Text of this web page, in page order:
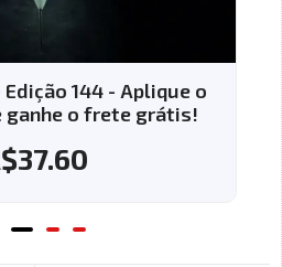
144 - Aplique o
ganhe o frete grátis!
37.60